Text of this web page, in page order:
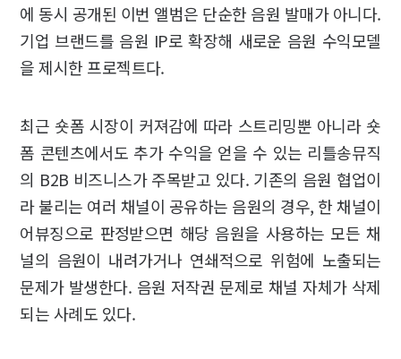
에 동시 공개된 이번 앨범은 단순한 음원 발매가 아니다.
기업 브랜드를 음원 IP로 확장해 새로운 음원 수익모델
을 제시한 프로젝트다.
최근 숏폼 시장이 커져감에 따라 스트리밍뿐 아니라 숏
폼 콘텐츠에서도 추가 수익을 얻을 수 있는 리틀송뮤직
의 B2B 비즈니스가 주목받고 있다. 기존의 음원 협업이
라 불리는 여러 채널이 공유하는 음원의 경우, 한 채널이
어뷰징으로 판정받으면 해당 음원을 사용하는 모든 채
널의 음원이 내려가거나 연쇄적으로 위험에 노출되는
문제가 발생한다. 음원 저작권 문제로 채널 자체가 삭제
되는 사례도 있다.